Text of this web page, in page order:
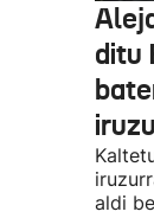
ditu
aldi